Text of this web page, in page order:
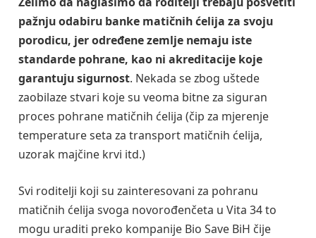
pažnju odabiru banke matičnih ćelija za svoju
porodicu, jer određene zemlje nemaju iste
standarde pohrane, kao ni akreditacije koje
garantuju sigurnost. Nekada se zbog uštede
zaobilaze stvari koje su veoma bitne za siguran
proces pohrane matičnih ćelija (čip za mjerenje
temperature seta za transport matičnih ćelija,
uzorak majčine krvi itd.)
Svi roditelji koji su zainteresovani za pohranu
matičnih ćelija svoga novorođenčeta u Vita 34 to
mogu uraditi preko kompanije Bio Save BiH čije